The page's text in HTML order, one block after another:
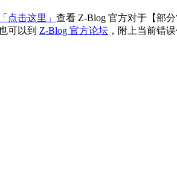
「点击这里」 查看 Z-Blog 官方对于【部
可以到 Z-Blog 官方论坛 ，附上当前错